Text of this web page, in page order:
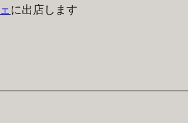
に出店します